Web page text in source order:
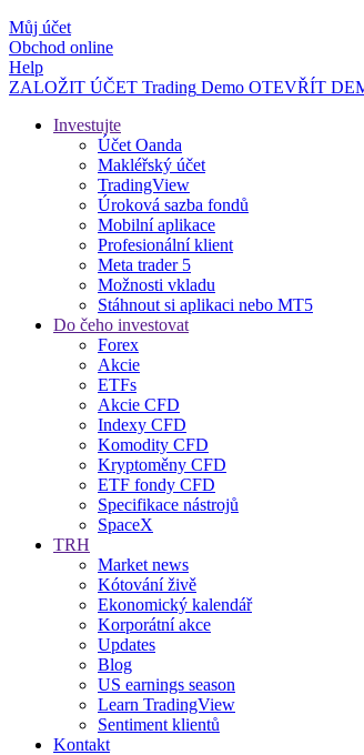
Můj účet
Obchod online
Help
ZALOŽIT ÚČET Trading Demo OTEVŘÍT
Investujte
Účet Oanda
Makléřský účet
TradingView
Úroková sazba fondů
Mobilní aplikace
Profesionální klient
Meta trader 5
Možnosti vkladu
Stáhnout si aplikaci nebo MT5
Do čeho investovat
Forex
Akcie
ETFs
Akcie CFD
Indexy CFD
Komodity CFD
Kryptoměny CFD
ETF fondy CFD
Specifikace nástrojů
SpaceX
TRH
Market news
Kótování živě
Ekonomický kalendář
Korporátní akce
Updates
Blog
US earnings season
Learn TradingView
Sentiment klientů
Kontakt